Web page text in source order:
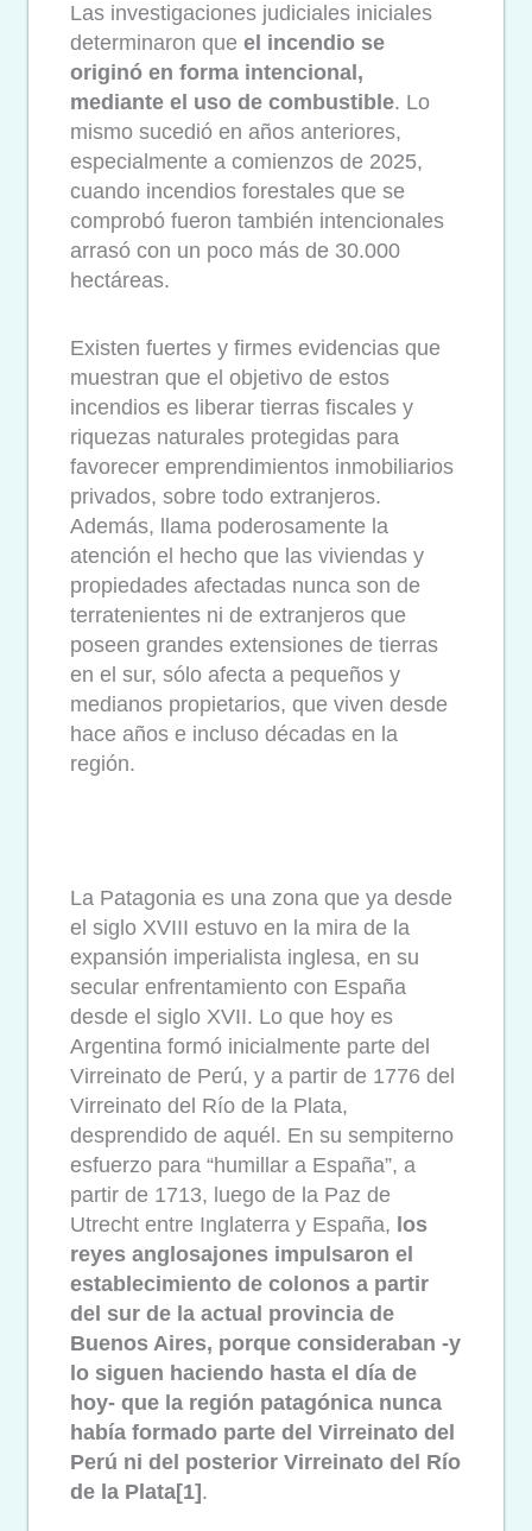
Las investigaciones judiciales iniciales
determinaron que el incendio se
originó en forma intencional,
mediante el uso de combustible. Lo
mismo sucedió en años anteriores,
especialmente a comienzos de 2025,
cuando incendios forestales que se
comprobó fueron también intencionales
arrasó con un poco más de 30.000
hectáreas.
Existen fuertes y firmes evidencias que
muestran que el objetivo de estos
incendios es liberar tierras fiscales y
riquezas naturales protegidas para
favorecer emprendimientos inmobiliarios
privados, sobre todo extranjeros.
Además, llama poderosamente la
atención el hecho que las viviendas y
propiedades afectadas nunca son de
terratenientes ni de extranjeros que
poseen grandes extensiones de tierras
en el sur, sólo afecta a pequeños y
medianos propietarios, que viven desde
hace años e incluso décadas en la
región.
La Patagonia es una zona que ya desde
el siglo XVIII estuvo en la mira de la
expansión imperialista inglesa, en su
secular enfrentamiento con España
desde el siglo XVII. Lo que hoy es
Argentina formó inicialmente parte del
Virreinato de Perú, y a partir de 1776 del
Virreinato del Río de la Plata,
desprendido de aquél. En su sempiterno
esfuerzo para “humillar a España”, a
partir de 1713, luego de la Paz de
Utrecht entre Inglaterra y España, los
reyes anglosajones impulsaron el
establecimiento de colonos a partir
del sur de la actual provincia de
Buenos Aires, porque consideraban -y
lo siguen haciendo hasta el día de
hoy- que la región patagónica nunca
había formado parte del Virreinato del
Perú ni del posterior Virreinato del Río
de la Plata[1].